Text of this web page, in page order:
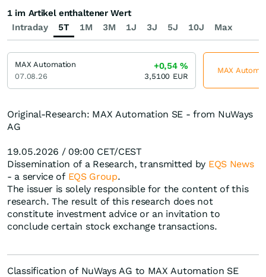
Original-Research: MAX Automation SE - from NuWays
AG
19.05.2026 / 09:00 CET/CEST
Dissemination of a Research, transmitted by EQS News
- a service of EQS Group.
The issuer is solely responsible for the content of this
research. The result of this research does not
constitute investment advice or an invitation to
conclude certain stock exchange transactions.
Classification of NuWays AG to MAX Automation SE
Intraday 5T 1M 3M 1J 3J 5J 10J Max
1 im Artikel enthaltener Wert
MAX Automation
07.08.26
+0,54%
3,5100 EUR
MAX